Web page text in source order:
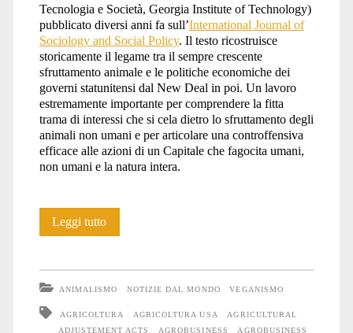
Tecnologia e Società, Georgia Institute of Technology)
pubblicato diversi anni fa sull’International Journal of
Sociology and Social Policy. Il testo ricostruisce
storicamente il legame tra il sempre crescente
sfruttamento animale e le politiche economiche dei
governi statunitensi dal New Deal in poi. Un lavoro
estremamente importante per comprendere la fitta
trama di interessi che si cela dietro lo sfruttamento degli
animali non umani e per articolare una controffensiva
efficace alle azioni di un Capitale che fagocita umani,
non umani e la natura intera.
Leggi tuttoConsumare
ANIMALISMO NOTIZIE DAL MONDO VEGANISMO
AGRICOLTURA AGRICOLTURA USA
AGRICULTURAL
ADJUSTEMENT ACTS
AGROBUSINESS AGROBUSINESS